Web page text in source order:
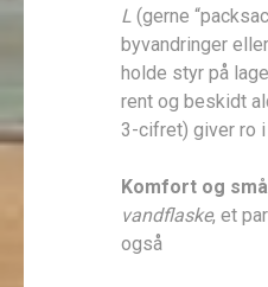
L (gerne
byvandringer
holde styr på
rent og beskidt
3-cifret) giver ro i
Komfort og
vandflaske, et
også